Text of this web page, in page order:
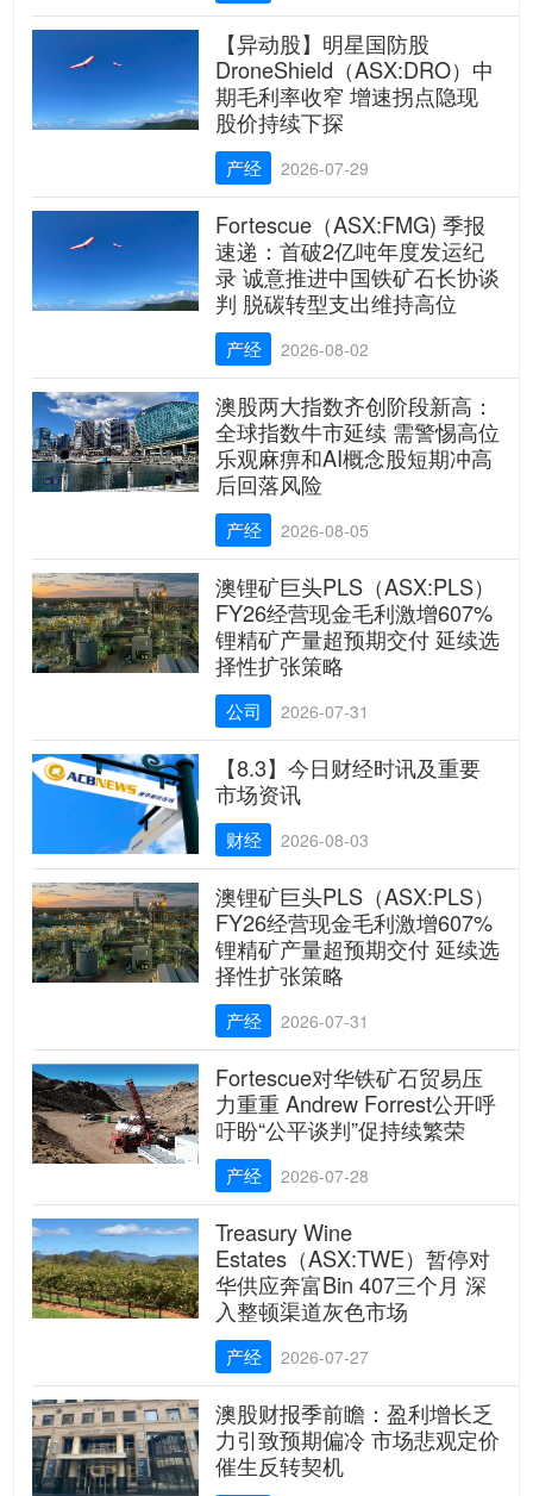
【异动股】明星国防股
DroneShield（ASX:DRO）中
期毛利率收窄 增速拐点隐现
股价持续下探
产经 2026-07-29
Fortescue（ASX:FMG) 季报
速递：首破2亿吨年度发运纪
录 诚意推进中国铁矿石长协谈
判 脱碳转型支出维持高位
产经 2026-08-02
澳股两大指数齐创阶段新高：
全球指数牛市延续 需警惕高位
乐观麻痹和AI概念股短期冲高
后回落风险
产经 2026-08-05
澳锂矿巨头PLS（ASX:PLS）
FY26经营现金毛利激增607%
锂精矿产量超预期交付 延续选
择性扩张策略
公司 2026-07-31
【8.3】今日财经时讯及重要
市场资讯
财经 2026-08-03
澳锂矿巨头PLS（ASX:PLS）
FY26经营现金毛利激增607%
锂精矿产量超预期交付 延续选
择性扩张策略
产经 2026-07-31
Fortescue对华铁矿石贸易压
力重重 Andrew Forrest公开呼
吁盼“公平谈判”促持续繁荣
产经 2026-07-28
Treasury Wine
Estates（ASX:TWE）暂停对
华供应奔富Bin 407三个月 深
入整顿渠道灰色市场
产经 2026-07-27
澳股财报季前瞻：盈利增长乏
力引致预期偏冷 市场悲观定价
催生反转契机